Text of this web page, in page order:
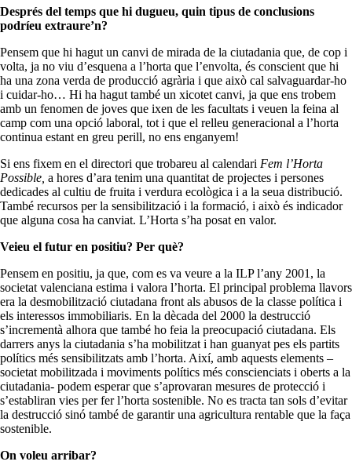
Després del temps que hi dugueu, quin tipus de conclusions
podríeu extraure’n?
Pensem que hi hagut un canvi de mirada de la ciutadania que, de cop i
volta, ja no viu d’esquena a l’horta que l’envolta, és conscient que hi
ha una zona verda de producció agrària i que això cal salvaguardar-ho
i cuidar-ho… Hi ha hagut també un xicotet canvi, ja que ens trobem
amb un fenomen de joves que ixen de les facultats i veuen la feina al
camp com una opció laboral, tot i que el relleu generacional a l’horta
continua estant en greu perill, no ens enganyem!
Si ens fixem en el directori que trobareu al calendari Fem l’Horta
Possible, a hores d’ara tenim una quantitat de projectes i persones
dedicades al cultiu de fruita i verdura ecològica i a la seua distribució.
També recursos per la sensibilització i la formació, i això és indicador
que alguna cosa ha canviat. L’Horta s’ha posat en valor.
Veieu el futur en positiu? Per què?
Pensem en positiu, ja que, com es va veure a la ILP l’any 2001, la
societat valenciana estima i valora l’horta. El principal problema llavors
era la desmobilització ciutadana front als abusos de la classe política i
els interessos immobiliaris. En la dècada del 2000 la destrucció
s’incrementà alhora que també ho feia la preocupació ciutadana. Els
darrers anys la ciutadania s’ha mobilitzat i han guanyat pes els partits
polítics més sensibilitzats amb l’horta. Així, amb aquests elements –
societat mobilitzada i moviments polítics més conscienciats i oberts a la
ciutadania- podem esperar que s’aprovaran mesures de protecció i
s’establiran vies per fer l’horta sostenible. No es tracta tan sols d’evitar
la destrucció sinó també de garantir una agricultura rentable que la faça
sostenible.
On voleu arribar?